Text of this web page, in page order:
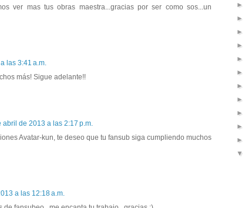
ver mas tus obras maestra...gracias por ser como sos...un
las 3:41 a.m.
más! Sigue adelante!!
abril de 2013 a las 2:17 p.m.
Avatar-kun, te deseo que tu fansub siga cumpliendo muchos
a las 12:18 a.m.
►
►
►
►
►
►
►
►
►
►
►
▼